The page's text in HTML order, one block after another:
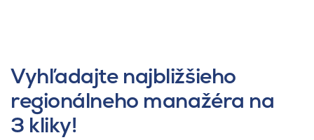
Vyhľadajte najbližšieho
regionálneho manažéra na
3 kliky!